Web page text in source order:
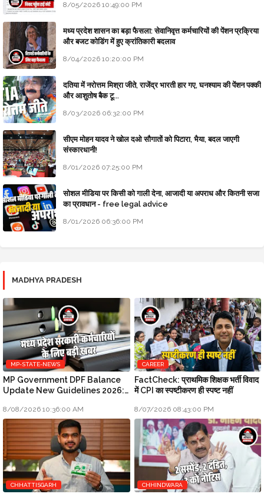
8/05/2026 10:49:00 PM
मध्य प्रदेश शासन का बड़ा फैसला: सेवानिवृत्त कर्मचारियों की पेंशन प्रक्रिया
और बजट कोडिंग में हुए क्रांतिकारी बदलाव
8/04/2026 10:20:00 PM
दतिया में नरोत्तम मिश्रा जीते, राजेंद्र भारती हार गए, घनश्याम की पेंशन पक्की
और आशुतोष बैक टू...
8/03/2026 06:32:00 PM
सीएम मोहन यादव ने खोल दओ सौगातों को पिटारा, भैया, बदल जाएगी
संस्कारधानी!
8/01/2026 07:25:00 PM
सोशल मीडिया पर किसी को गाली देना, आजादी या अपराध और कितनी सजा
का प्रावधान - free legal advice
8/01/2026 06:36:00 PM
MADHYA PRADESH
MP-STATE-NEWS
MP Government DPF Balance
Update New Guidelines 2026:
खबर
8/08/2026 10:36:00 AM
CAREER
FactCheck: प्राथमिक शिक्षक भर्ती विवाद
में CPI का स्पष्टीकरण ही स्पष्ट नहीं
8/07/2026 08:43:00 PM
CHHATTISGARH CHHINDWARA